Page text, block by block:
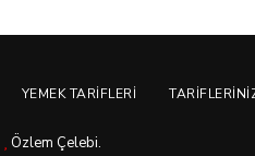
YEMEK TARIFLERI
Özlem Çelebi.